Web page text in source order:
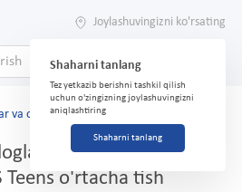
Joylashuvingizni ko'rsating
Shaharni tanlang
Tez yetkazib berishni tashkil qilish
uchun o'zingizning joylashuvingizni
aniqlashtiring
Shaharni tanlang
va o'rnini bosuvchilar
va o'rnini
Teens o'rtacha tish